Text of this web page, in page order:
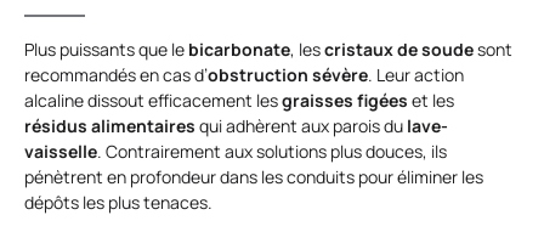
Plus puissants que le bicarbonate, lescristaux de soudesont
recommandés en cas d’obstruction sévère. Leur action
alcaline dissout efficacement lesgraisses figées et les
résidus alimentaires qui adhèrent aux parois du lave-
vaisselle. Contrairement aux solutions plus douces, ils
pénètrent en profondeur dans les conduits pour éliminer les
dépôts les plus tenaces.